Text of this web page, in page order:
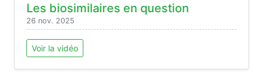
Les biosimilaires en question
26 nov. 2025
Voir la vidéo